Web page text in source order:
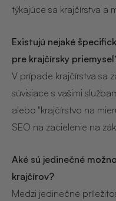
týkajúce sa krajčírstva a
Existujú nejaké
pre krajčírsky
V prípade krajčírstva sa
súvisiace s vašimi
alebo "krajčírstvo na
SEO na zacielenie na
Aké sú jedinečné
krajčírov?
Medzi jedinečné